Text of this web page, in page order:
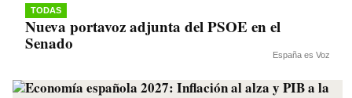
TODAS
Nueva portavoz adjunta del PSOE en el
Senado
España es Voz